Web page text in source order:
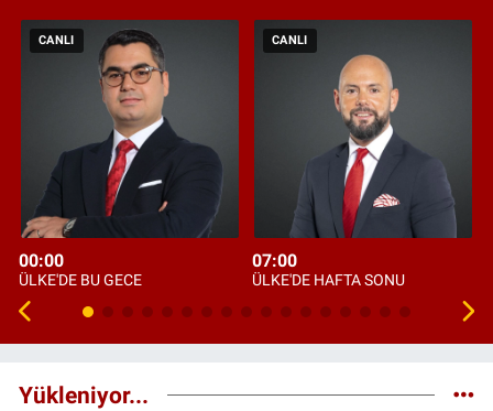
CANLI
00:00
ÜLKE'DE BU GECE
CANLI
07:00
ÜLKE'DE HAFTA SONU
Yükleniyor...